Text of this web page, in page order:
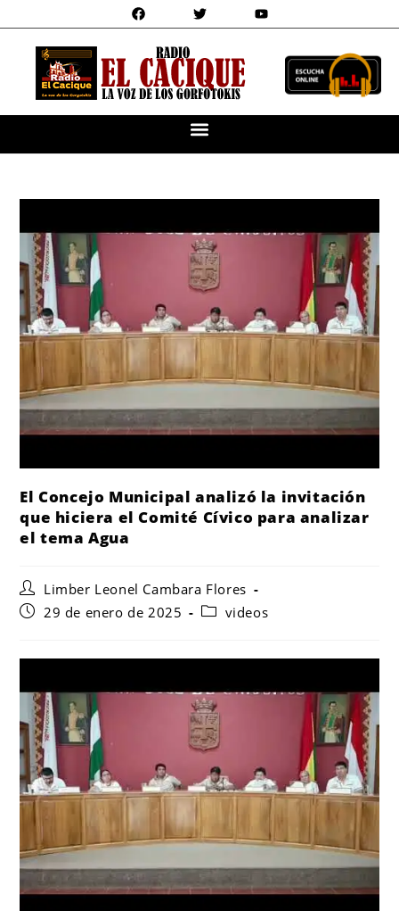
El Concejo Municipal analizó la invitación
que hiciera el Comité Cívico para analizar
el tema Agua
Limber Leonel Cambara Flores
29 de enero de 2025
videos